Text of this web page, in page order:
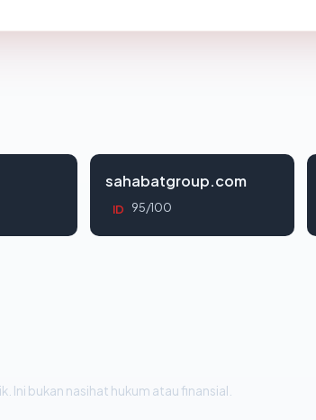
sahabatgroup.com
ID 95/100
Ini bukan nasihat hukum atau finansial.